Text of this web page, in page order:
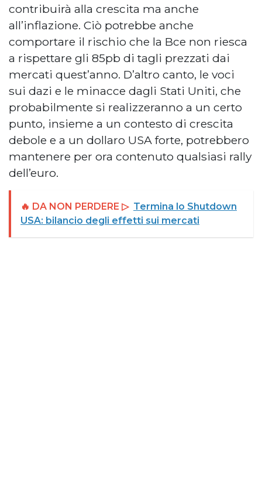
contribuirà alla crescita ma anche
all’inflazione. Ciò potrebbe anche
comportare il rischio che la Bce non riesca
a rispettare gli 85pb di tagli prezzati dai
mercati quest’anno. D’altro canto, le voci
sui dazi e le minacce dagli Stati Uniti, che
probabilmente si realizzeranno a un certo
punto, insieme a un contesto di crescita
debole e a un dollaro USA forte, potrebbero
mantenere per ora contenuto qualsiasi rally
dell’euro.
🔥 DA NON PERDERE ▷ Termina lo Shutdown
USA: bilancio degli effetti sui mercati